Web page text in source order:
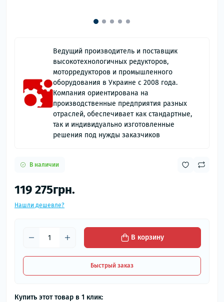
Ведущий производитель и поставщик
высокотехнологичных редукторов,
моторредукторов и промышленного
оборудования в Украине с 2008 года.
Компания ориентирована на
производственные предприятия разных
отраслей, обеспечивает как стандартные,
так и индивидуально изготовленные
решения под нужды заказчиков
В наличии
119 275грн.
Нашли дешевле?
В корзину
Быстрый заказ
Купить этот товар в 1 клик: